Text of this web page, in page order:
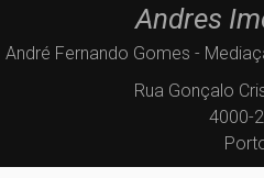
Andres
André Fernando Gomes -
Rua Gonçalo
4000-